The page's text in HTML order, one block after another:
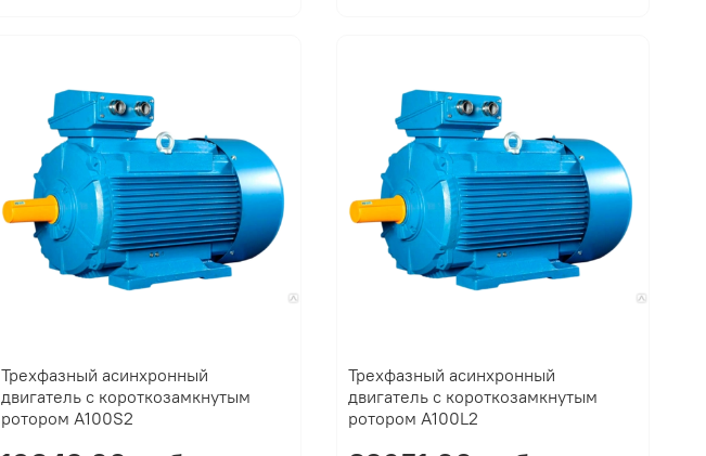
Трехфазный асинхронный
двигатель с короткозамкнутым
ротором A100S2
Трехфазный асинхронный
двигатель с короткозамкнутым
ротором A100L2